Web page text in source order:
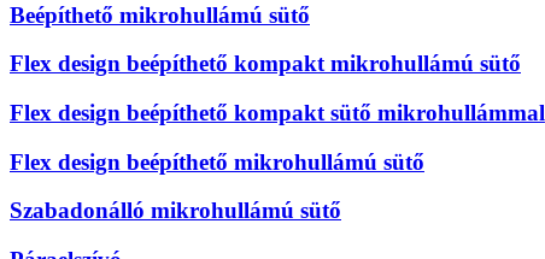
Beépíthető mikrohullámú sütő
Flex design beépíthető kompakt mikrohullámú sütő
Flex design beépíthető kompakt sütő mikrohullámmal
Flex design beépíthető mikrohullámú sütő
Szabadonálló mikrohullámú sütő